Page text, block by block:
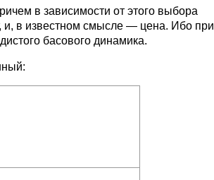
в зависимости от этого выбора
и, в известном смысле — цена. Ибо при
басового динамика.